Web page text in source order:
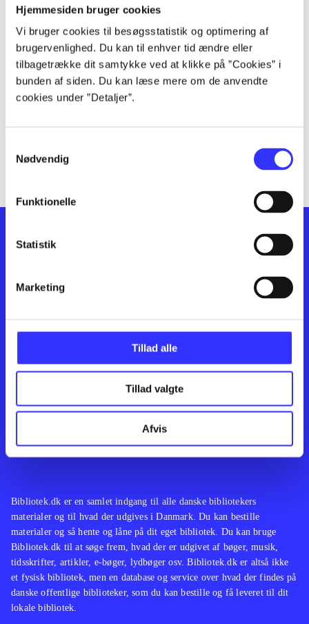
Hjemmesiden bruger cookies
Vi bruger cookies til besøgsstatistik og optimering af
brugervenlighed. Du kan til enhver tid ændre eller
tilbagetrække dit samtykke ved at klikke på ”Cookies” i
bunden af siden. Du kan læse mere om de anvendte
cookies under ”Detaljer”.
Nødvendig
Funktionelle
Statistik
Marketing
Tillad alle
Tillad valgte
Afvis
lorem ipsum dolor sit amet ...
lorem ipsum dolor sit amet ...
lorem ipsum dolor sit amet ...
lorem ipsum dolor sit amet ...
lorem ipsum dolor sit amet ...
lorem ipsum dolor sit amet ...
lorem ipsum dolor sit amet ...
Feedback
Bibliotek.dk er en samlet indgang til alle danske bibliotekers
materialer og til hvad der udgives i Danmark. Du kan bestille
materialer og så hente og låne på dit eget bibliotek. Du kan bruge
Bibliotek.dk til at søge frem, hvad der er udgivet af bøger, musik,
tidsskrifter, artikler, e-bøger, lydbøger osv. Bibliotek.dk er altså ikke
et fysisk bibliotek, men en database og service over hvad der findes på
danske offentlige biblioteker, som du kan bestille og få leveret til dit
lokale bibliotek.
Kontakt os
English
Artikler
Film
Musik
Noder